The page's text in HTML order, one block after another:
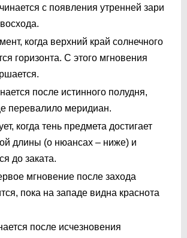
с появления утренней зари
когда верхний край солнечного
горизонта. С этого мгновения
после истинного полудня,
перевалило меридиан.
когда тень предмета достигает
длины (о нюансах – ниже) и
до заката.
мгновение после захода
пока на западе видна краснота
после исчезновения